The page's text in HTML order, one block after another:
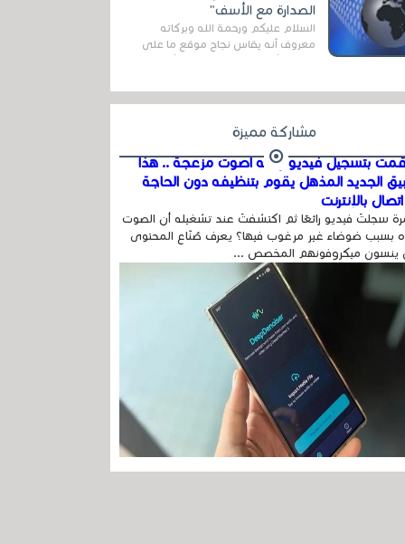
الصدارة مع الأسف"
السلام عليكم ورحمة الله وبركاته
معروف أنه يقاس نجاح موقع ما على
في...
مشاركة مميزة
بتسجيل فيديو وفيه أصوت مزعجة .. هذا
الجديد المذهل يقوم بتنظيفه دون الحاجة
بالإنترنت
سجلتَ فيديو رائعًا ثم اكتشفتَ عند تشغيله أن الصوت
بسبب ضوضاء غير مرغوب فيها؟ يعرف صُنّاع المحتوى
ينسون ميكروفونهم المخصص ...